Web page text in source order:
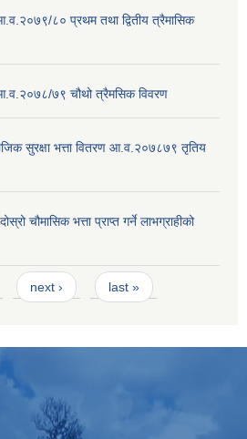
८० प्रथम तथा द्वितीय त्रैमासिक
आ.व.२०७८/७९ चौथो त्रैमसिक विवरण
सुरक्षा भत्ता वितरण आ.व.२०७८७९ तृतिय
चौमासिक भत्ता प्राप्त गर्ने लाभग्राहीको
next › last »